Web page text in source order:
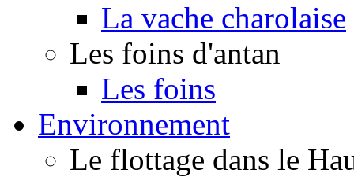
La vache charolaise
Les foins d'antan
Les foins
Environnement
Le flottage dans le